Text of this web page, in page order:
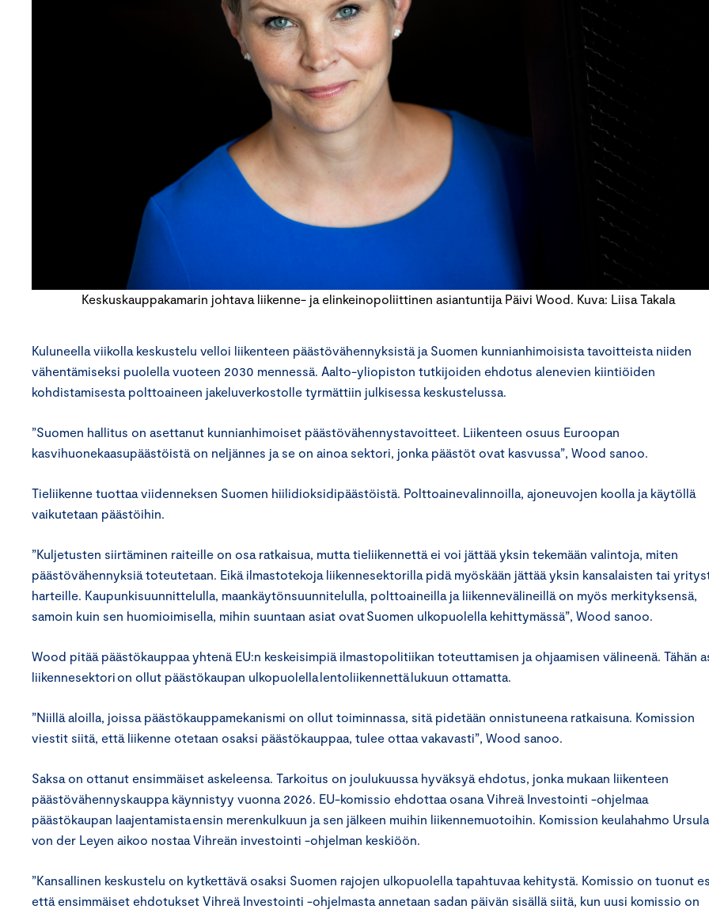
Keskuskauppakamarin johtava liikenne- ja elinkeinopoliittinen asiantuntija Päivi Wood. Kuva: Liisa Takala
Kuluneella viikolla keskustelu velloi liikenteen päästövähennyksistä ja Suomen kunnianhimoisista tavoitteista niiden
vähentämiseksi puolella vuoteen 2030 mennessä. Aalto-yliopiston tutkijoiden ehdotus alenevien kiintiöiden
kohdistamisesta polttoaineen jakeluverkostolle tyrmättiin julkisessa keskustelussa.
”Suomen hallitus on asettanut kunnianhimoiset päästövähennystavoitteet. Liikenteen osuus Euroopan
kasvihuonekaasupäästöistä on neljännes ja se on ainoa sektori, jonka päästöt ovat kasvussa”, Wood sanoo.
Tieliikenne tuottaa viidenneksen Suomen hiilidioksidipäästöistä. Polttoainevalinnoilla, ajoneuvojen koolla ja käytöllä
vaikutetaan päästöihin.
”Kuljetusten siirtäminen raiteille on osa ratkaisua, mutta tieliikennettä ei voi jättää yksin tekemään valintoja, miten
päästövähennyksiä toteutetaan. Eikä ilmastotekoja liikennesektorilla pidä myöskään jättää yksin kansalaisten tai
harteille. Kaupunkisuunnittelulla, maankäytönsuunnitelulla, polttoaineilla ja liikennevälineillä on myös merkityksensä,
samoin kuin sen huomioimisella, mihin suuntaan asiat ovat Suomen ulkopuolella kehittymässä”, Wood sanoo.
Wood pitää päästökauppaa yhtenä EU:n keskeisimpiä ilmastopolitiikan toteuttamisen ja ohjaamisen välineenä. Tähän
liikennesektori on ollut päästökaupan ulkopuolella lentoliikennettä lukuun ottamatta.
”Niillä aloilla, joissa päästökauppamekanismi on ollut toiminnassa, sitä pidetään onnistuneena ratkaisuna. Komission
viestit siitä, että liikenne otetaan osaksi päästökauppaa, tulee ottaa vakavasti”, Wood sanoo.
Saksa on ottanut ensimmäiset askeleensa. Tarkoitus on joulukuussa hyväksyä ehdotus, jonka mukaan liikenteen
päästövähennyskauppa käynnistyy vuonna 2026. EU-komissio ehdottaa osana Vihreä Investointi -ohjelmaa
päästökaupan laajentamista ensin merenkulkuun ja sen jälkeen muihin liikennemuotoihin. Komission keulahahmo Ursula
von der Leyen aikoo nostaa Vihreän investointi -ohjelman keskiöön.
”Kansallinen keskustelu on kytkettävä osaksi Suomen rajojen ulkopuolella tapahtuvaa kehitystä. Komissio on tuonut
että ensimmäiset ehdotukset Vihreä Investointi -ohjelmasta annetaan sadan päivän sisällä siitä, kun uusi komissio on